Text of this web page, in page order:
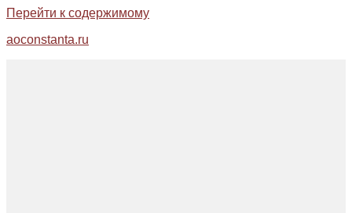
Перейти к содержимому
aoconstanta.ru